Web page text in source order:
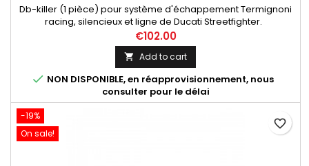
Db-killer (1 pièce) pour système d'échappement Termignoni
racing, silencieux et ligne de Ducati Streetfighter.
€102.00
 Add to cart
 NON DISPONIBLE, en réapprovisionnement, nous
consulter pour le délai
-19%
On sale!
favorite_border